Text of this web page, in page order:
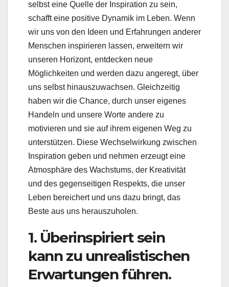
selbst eine Quelle der Inspiration zu sein,
schafft eine positive Dynamik im Leben. Wenn
wir uns von den Ideen und Erfahrungen anderer
Menschen inspirieren lassen, erweitern wir
unseren Horizont, entdecken neue
Möglichkeiten und werden dazu angeregt, über
uns selbst hinauszuwachsen. Gleichzeitig
haben wir die Chance, durch unser eigenes
Handeln und unsere Worte andere zu
motivieren und sie auf ihrem eigenen Weg zu
unterstützen. Diese Wechselwirkung zwischen
Inspiration geben und nehmen erzeugt eine
Atmosphäre des Wachstums, der Kreativität
und des gegenseitigen Respekts, die unser
Leben bereichert und uns dazu bringt, das
Beste aus uns herauszuholen.
1. Überinspiriert sein
kann zu unrealistischen
Erwartungen führen.